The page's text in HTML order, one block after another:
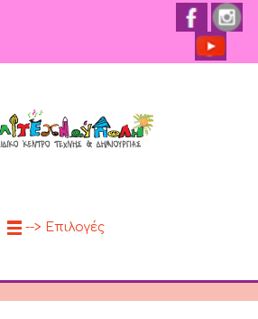
--> Επιλογές